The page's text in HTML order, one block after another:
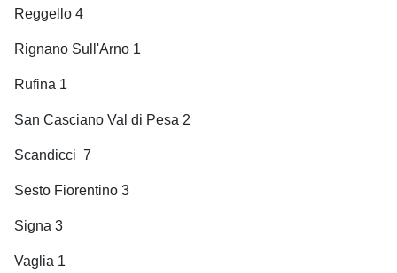
Reggello 4
Rignano Sull'Arno 1
Rufina 1
San Casciano Val di Pesa 2
Scandicci 7
Sesto Fiorentino 3
Signa 3
Vaglia 1